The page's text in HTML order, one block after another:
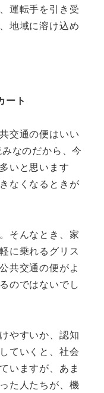
運転手を引き受
地域に溶け込め
ート
交通の便はいい
なのだから、今
いと思います
なくなるときが
そんなとき、家
に乗れるグリス
共交通の便がよ
のではないでし
やすいか、認知
ていくと、社会
いますが、あま
た人たちが、機